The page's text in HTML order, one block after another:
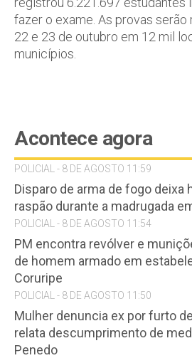
fazer o exame. As provas serão
22 e 23 de outubro em 12 mil
municípios.
Acontece agora
POLICIAL - 8 DE AGOSTO 11:59
Disparo de arma de fogo deixa
raspão durante a madrugada
POLICIAL - 8 DE AGOSTO 11:54
PM encontra revólver e
de homem armado em
Coruripe
POLICIAL - 8 DE AGOSTO 11:50
Mulher denuncia ex por furto
relata descumprimento de
Penedo